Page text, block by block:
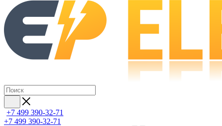
+7 499 390-32-71
+7 499 390-32-71